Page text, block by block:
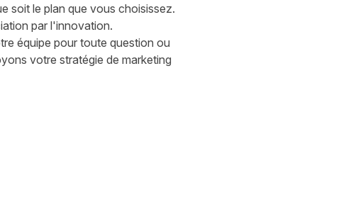
soit le plan que vous choisissez.
par l'innovation.
équipe pour toute question ou
votre stratégie de marketing